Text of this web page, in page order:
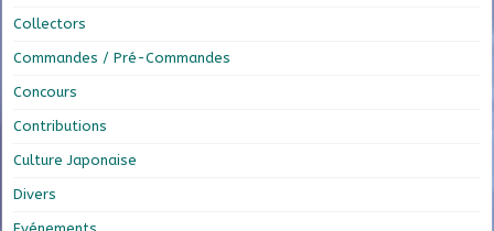
Collectors
Commandes / Pré-Commandes
Concours
Contributions
Culture Japonaise
Divers